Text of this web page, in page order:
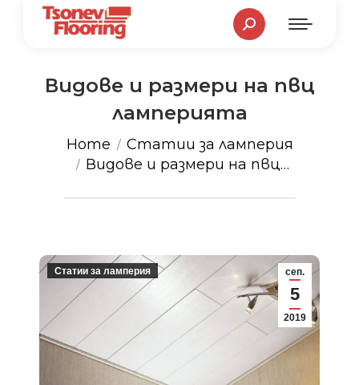
Search:
Видове и размери на пвц
ламперията
You are here:
Home
Статии за ламперия
Видове и размери на пвц…
сеп.
5
2019
Статии за ламперия